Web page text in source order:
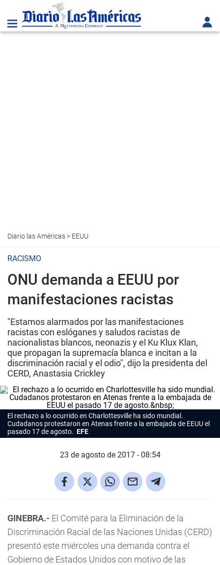
Diario las Américas> EEUU
RACISMO
ONU demanda a EEUU por
manifestaciones racistas
"Estamos alarmados por las manifestaciones
racistas con eslóganes y saludos racistas de
nacionalistas blancos, neonazis y el Ku Klux Klan,
que propagan la supremacía blanca e incitan a la
discriminación racial y el odio", dijo la presidenta del
CERD, Anastasia Crickley
El rechazo a lo ocurrido en Charlottesville ha sido mundial.
Cudadanos protestaron en Atenas frente a la embajada de EEUU el
pasado 17 de agosto. EFE
23 de agosto de 2017 - 08:54
GINEBRA.- El Comité para la Eliminación de la
Discriminación Racial de las Naciones Unidas (CERD)
presentó este miércoles una demanda contra el
Gobierno de Estados Unidos con motivo de las